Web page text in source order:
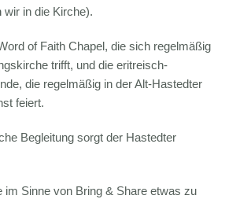
wir in die Kirche).
of Faith Chapel, die sich regelmäßig
trifft, und die eritreisch-
die regelmäßig in der Alt-Hastedter
feiert.
Begleitung sorgt der Hastedter
im Sinne von Bring & Share etwas zu